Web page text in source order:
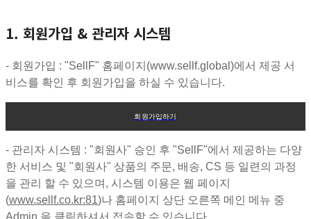
1. 회원가입 & 관리자 시스템
- 회원가입 : "SellF" 홈페이지(www.sellf.global)에서 제공 서
비스를 확인 후 회원가입을 하실 수 있습니다.
회원가입하기
- 관리자 시스템 : "회원사" 승인 후 "SellF"에서 제공하는 다양
한 서비스 및 "회원사" 상품의 주문, 배송, CS 등 일련의 과정
을 관리 할 수 있으며, 시스템 이용은 웹 페이지
(www.sellf.co.kr:81)나 홈페이지 상단 오른쪽 메인 메뉴 중
Admin 을 클릭하셔서 접속할 수 있습니다.